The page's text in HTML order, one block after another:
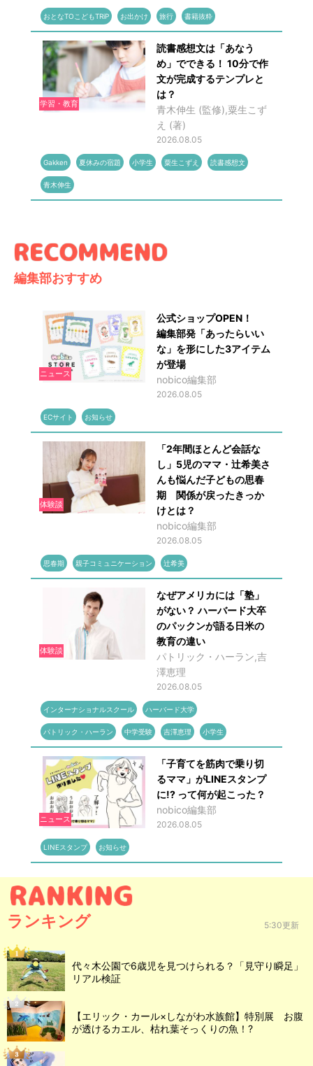
おとなTOこどもTRiP お出かけ 旅行 書籍抜粋
学習・教育
読書感想文は「あなう
め」でできる！ 10分で作
文が完成するテンプレと
は？
青木伸生 (監修),粟生こず
え (著)
2026.08.05
Gakken 夏休みの宿題 小学生 粟生こずえ 読書感想文
青木伸生
編集部おすすめ
ニュース
公式ショップOPEN！
編集部発「あったらいい
な」を形にした3アイテム
が登場
nobico編集部
2026.08.05
ECサイト お知らせ
体験談
「2年間ほとんど会話な
し」5児のママ・辻希美さ
んも悩んだ子どもの思春
期 関係が戻ったきっか
けとは？
nobico編集部
2026.08.05
思春期 親子コミュニケーション 辻希美
体験談
なぜアメリカには「塾」
がない？ ハーバード大卒
のパックンが語る日米の
教育の違い
パトリック・ハーラン,吉
澤恵理
2026.08.05
インターナショナルスクール ハーバード大学
パトリック・ハーラン 中学受験 吉澤恵理 小学生
ニュース
「子育てを筋肉で乗り切
るママ」がLINEスタンプ
に!? って何が起こった？
nobico編集部
2026.08.05
LINEスタンプ お知らせ
ランキング 5:30更新
代々木公園で6歳児を見つけられる？「見守り瞬足」
リアル検証
【エリック・カール×しながわ水族館】特別展 お腹
が透けるカエル、枯れ葉そっくりの魚！?